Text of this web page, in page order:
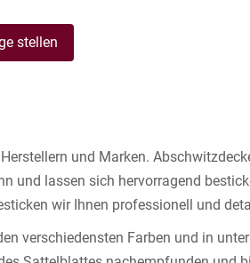
stellen
und Marken.
und lassen sich hervorragend
wir Ihnen professionell und
verschiedensten Farben und in